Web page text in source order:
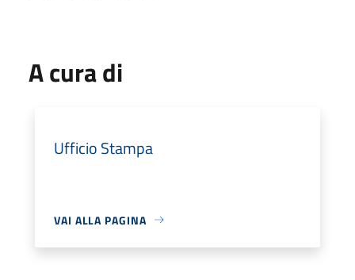
A cura di
Ufficio Stampa
VAI ALLA PAGINA